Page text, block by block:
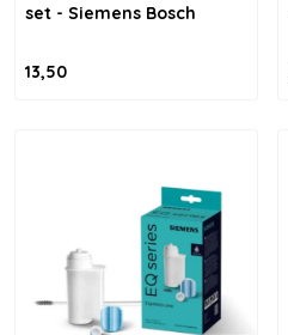
set - Siemens Bosch
13,50